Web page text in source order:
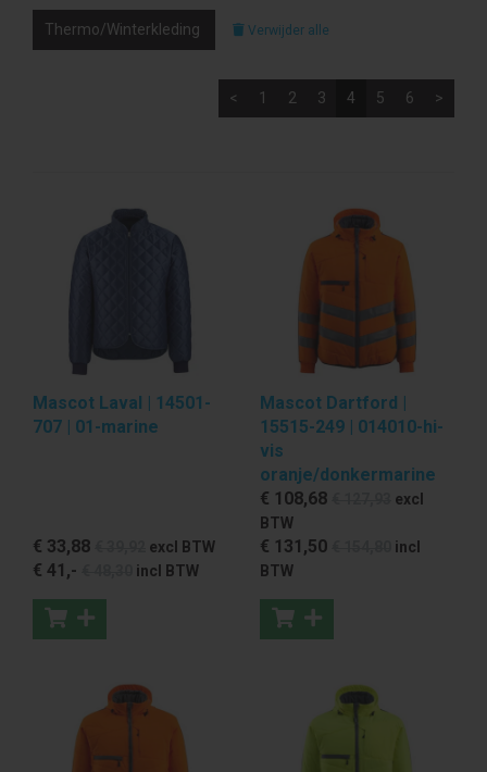
Thermo/Winterkleding Verwijder alle
< 1 2 3 4 5 6 >
Mascot Laval | 14501-
707 | 01-marine
€ 33,88 excl BTW
€ 41 ,- incl BTW
Mascot Dartford |
15515-249 | 014010-hi-
vis
oranje/donkermarine
€ 108,68
excl
BTW
€ 131 ,50
incl
BTW